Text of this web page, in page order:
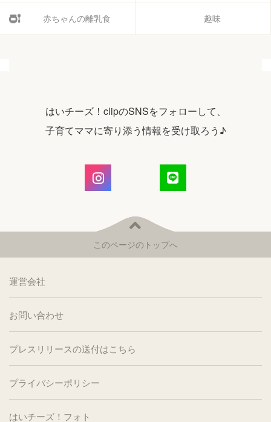
赤ちゃんの離乳食 趣味
はいチーズ！clipのSNSをフォローして、
子育てママに寄り添う情報を受け取ろう♪
このページのトップへ
運営会社
お問い合わせ
プレスリリースの送付はこちら
プライバシーポリシー
はいチーズ！フォト